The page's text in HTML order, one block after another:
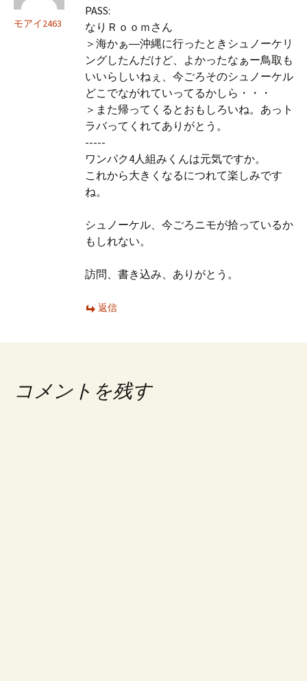
モアイ2463
PASS:
なりＲｏｏｍさん
＞海かぁ―沖縄に行ったときシュノーケリ
ングしたんだけど、よかったなぁー鳥取も
いいらしいねぇ、今ごろそのシュノーケル
どこでながれていってるかしら・・・
＞また帰ってくるとおもしろいね。あっト
ラバってくれてありがとう。
-----
ワンパク4人組みくんは元気ですか。
これから大きくなるにつれて楽しみです
ね。
シュノーケル、今ごろニモが拾っているか
もしれない。
訪問、書き込み、ありがとう。
返信
コメントを残す